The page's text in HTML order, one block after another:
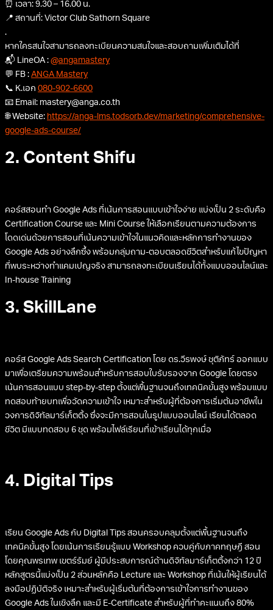
⏰ เวลา: 9.30 – 16.00 น.
📍 สถานที่: Victor Club Sathorn Square
.
หากใครสนใจสามารถลงทะเบียนความสนใจและสอบถามเพิ่มเติมได้ที่
📬 LineOA : @angamastery
💬 FB : ANGA Mastery
📞 K.เอก 080-902-6600
📧 Email: mastery@anga.co.th
🌐 Website: https://anga-lms.todsorb.dev/marketing/comprehensive-
google-ads-course/
2. Content Shifu
คอร์สสอนทำ Google Ads ที่เน้นการสอนแบบเข้าใจง่าย แบ่งเป็น 2 ระดับคือ
Certification Course และ Mini Course ให้เลือกเรียนตามความต้องการ
โดดเด่นด้วยการสอนที่เน้นความเข้าใจในแนวคิดและหลักการทำงานของ
Google Ads อย่างลึกซึ้ง พร้อมกลุ่มถาม-ตอบตลอดชีวิตสำหรับแก้ไขปัญหา
ที่พบระหว่างทำแคมเปญจริง สามารถลงทะเบียนเรียนได้ทั้งแบบออนไลน์และ
In-house Training
3. SkillLane
คอร์ส Google Ads Search Certification โดย ดร.วีรพงษ์ ชุติภัทร์ ออกแบบ
มาเพื่อเตรียมความพร้อมสำหรับการสอบใบรับรองจาก Google โดยตรง
เน้นการสอนแบบ step-by-step ตั้งแต่พื้นฐานจนถึงเทคนิคขั้นสูง พร้อมแบบ
ทดสอบท้ายบทเพื่อวัดความเข้าใจ เหมาะสำหรับผู้ที่ต้องการเริ่มต้นอาชีพใน
วงการดิจิทัลมาร์เก็ตติ้ง ซึ่งจะมีการสอนในรูปแบบออนไลน์ เรียนได้ตลอด
ชีวิต มีแบบทดสอบ 6 ชุด พร้อมไฟล์เรียนที่เข้าเรียนได้ทุกเมื่อ
4. Digital Tips
เรียน Google Ads กับ Digital Tips สอนครอบคลุมตั้งแต่พื้นฐานจนถึง
เทคนิคขั้นสูง โดยเน้นการเรียนรู้แบบ Workshop ควบคู่กับภาคทฤษฎี สอน
โดยคุณพรเทพ เขตร์รัมย์ ผู้มีประสบการณ์ด้านดิจิทัลมาร์เก็ตติ้งกว่า 12 ปี
หลักสูตรนี้แบ่งเป็น 2 ส่วนหลักคือ Lecture และ Workshop ที่เน้นให้ผู้เรียนได้
ลงมือปฏิบัติจริง เหมาะสำหรับผู้เริ่มต้นที่ต้องการเข้าใจการทำงานของ
Google Ads ในเชิงลึก และมี E-Certificate สำหรับผู้ที่ทำคะแนนถึง 80%